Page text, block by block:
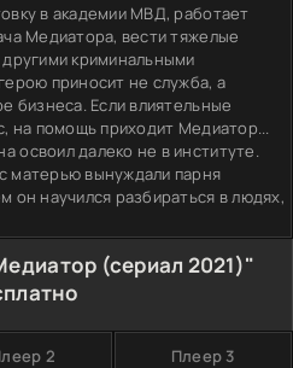
в академии МВД, работает
Медиатора, вести тяжелые
криминальными
приносит не служба, а
бизнеса. Если влиятельные
на помощь приходит Медиатор...
освоил далеко не в институте.
матерью вынуждали парня
он научился разбираться в людях,
(сериал 2021)"
2 Плеер 3